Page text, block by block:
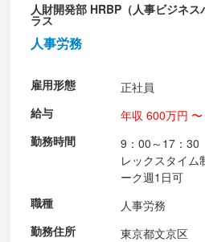
人財開発部 HRBP（人事ビジネ
ラス
人事労務
雇用形態
正社員
給与
年収 600万円
勤務時間
9：00～17：
レックスタイ
ーク週1日可
職種
人事労務
勤務住所
東京都文京区